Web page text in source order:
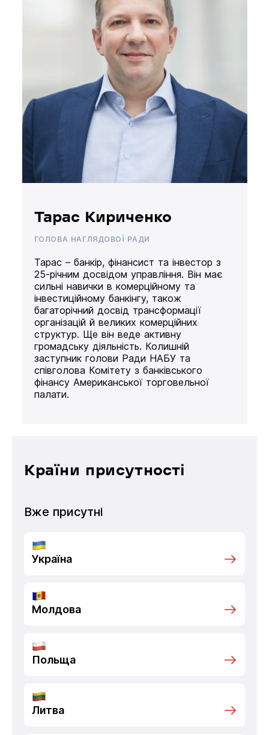
Тарас Кириченко
ГОЛОВА НАГЛЯДОВОЇ РАДИ
Тарас – банкір, фінансист та інвестор з
25-річним досвідом управління. Він має
сильні навички в комерційному та
інвестиційному банкінгу, також
багаторічний досвід трансформації
організацій й великих комерційних
структур. Ще він веде активну
громадську діяльність. Колишній
заступник голови Ради НАБУ та
співголова Комітету з банківського
фінансу Американської торговельної
палати.
Країни присутності
Вже присутні
Україна
Молдова
Польща
Литва